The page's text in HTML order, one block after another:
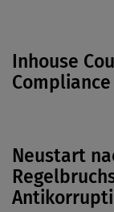
Inhouse
Neustart